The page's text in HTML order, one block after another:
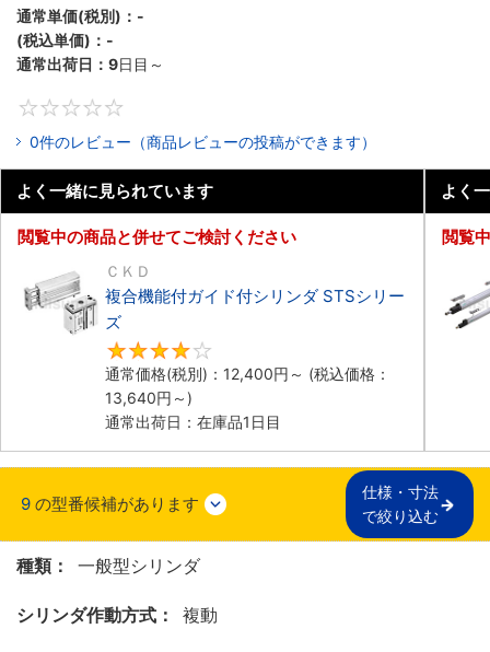
通常単価(税別)： -
(税込単価)： -
通常出荷日： 9日目～
0件のレビュー（商品レビューの投稿ができます）
よく一緒に見られています
閲覧中の商品と併せてご検討ください
ＣＫＤ
複合機能付ガイド付シリンダ STSシリー
ズ
通常価格(税別)： 12,400円 ～ (税込価格：
13,640円 ～)
通常出荷日：在庫品1日目
よく
閲覧
9 の型番候補があります
仕様・寸法
で絞り込む
種類： 一般型シリンダ
シリンダ作動方式： 複動